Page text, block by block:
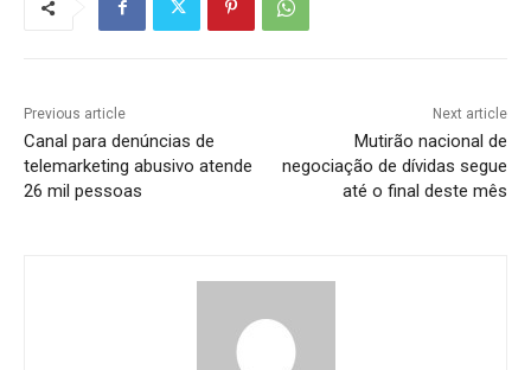
Previous article
Canal para denúncias de
telemarketing abusivo atende
26 mil pessoas
Next article
Mutirão nacional de
negociação de dívidas segue
até o final deste mês